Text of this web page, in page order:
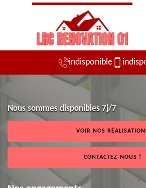
indisponible
Nous sommes disponibles 7j/7
VOIR NOS
CONTACTEZ-NOUS !